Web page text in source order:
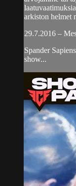
arkiston helmet
29.7.2016 –
Spander
show...